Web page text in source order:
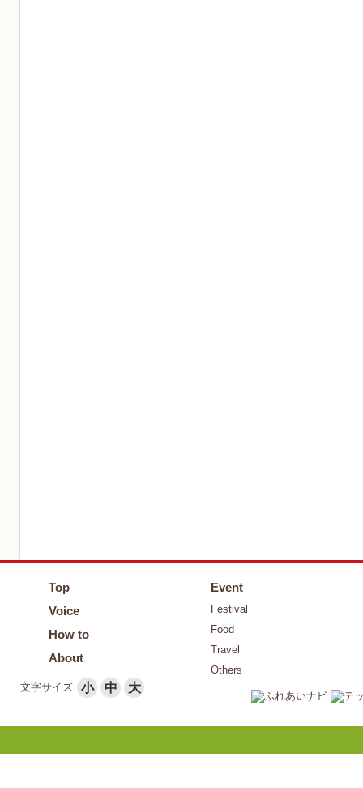
Top
Voice
How to
About
Event
Festival
Food
Travel
Others
文字サイズ
小 中 大